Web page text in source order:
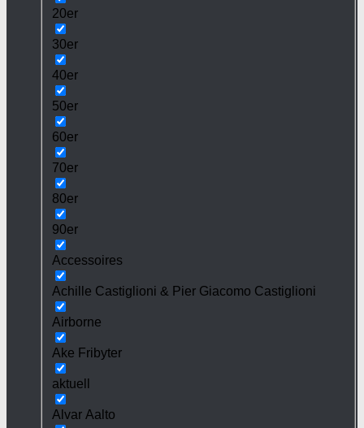
20er
30er
40er
50er
60er
70er
80er
90er
Accessoires
Achille Castiglioni & Pier Giacomo Castiglioni
Airborne
Ake Fribyter
aktuell
Alvar Aalto